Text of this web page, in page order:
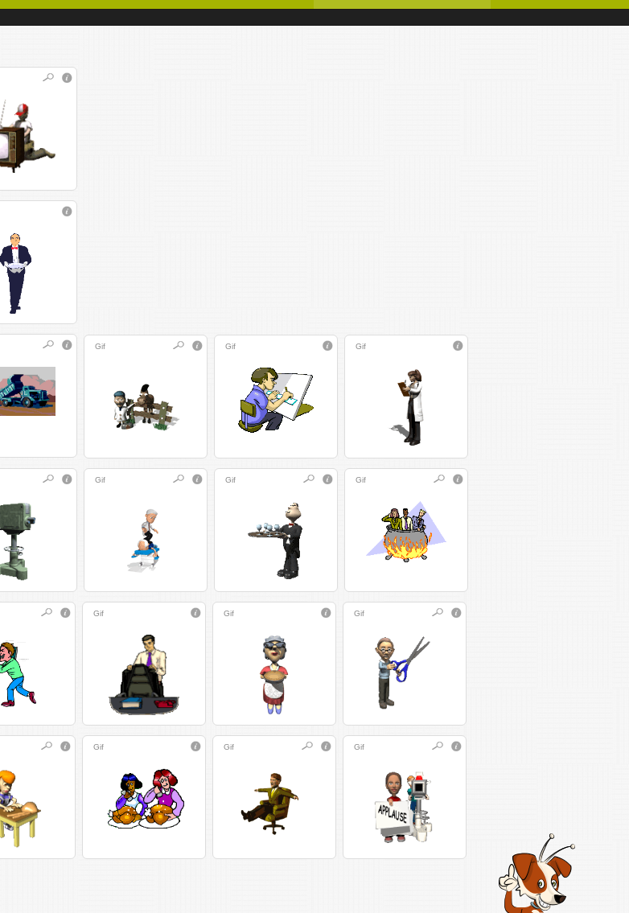
Gif Gif Gif
Gif Gif Gif
Gif Gif Gif
Gif Gif Gif